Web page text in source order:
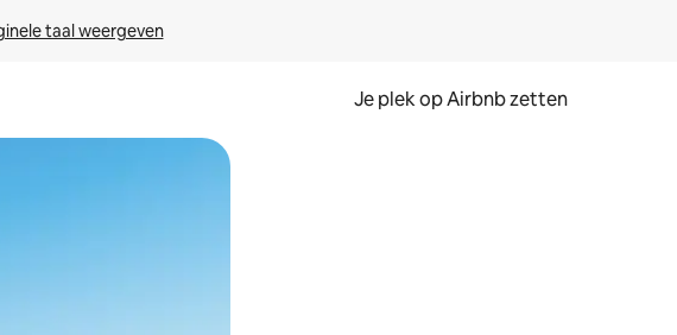
taal weergeven
Je plek op Airbnb zetten